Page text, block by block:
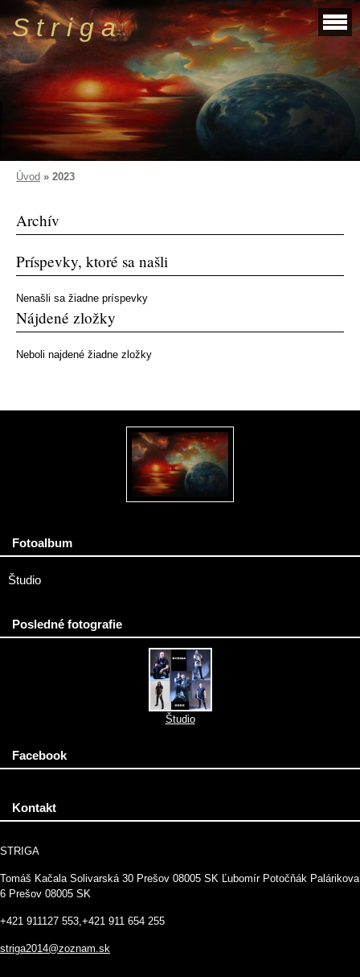
S t r i g a
Úvod » 2023
Archív
Príspevky, ktoré sa našli
Nenašli sa žiadne príspevky
Nájdené zložky
Neboli najdené žiadne zložky
Fotoalbum
Študio
Posledné fotografie
Študio
Facebook
Kontakt
STRIGA
Tomáš Kačala Solivarská 30 Prešov 08005 SK Ľubomír Potočňák Palárikova
6 Prešov 08005 SK
+421 911127 553,+421 911 654 255
striga2014@zoznam.sk